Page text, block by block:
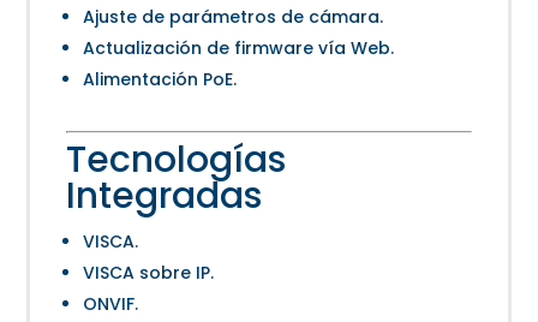
Ajuste de parámetros de cámara.
Actualización de firmware vía Web.
Alimentación PoE.
Tecnologías
Integradas
VISCA.
VISCA sobre IP.
ONVIF.